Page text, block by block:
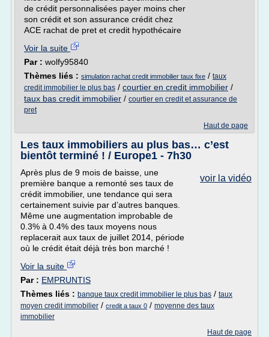
de crédit personnalisées payer moins cher
son crédit et son assurance crédit chez
ACE rachat de pret et credit hypothécaire
Voir la suite
Par : wolfy95840
Thèmes liés : simulation rachat credit immobilier taux fixe / taux
credit immobilier le plus bas / courtier en credit immobilier /
taux bas credit immobilier / courtier en credit et assurance de
pret
Haut de page
Les taux immobiliers au plus bas… c’est
bientôt terminé ! / Europe1 - 7h30
voir la vidéo
Après plus de 9 mois de baisse, une
première banque a remonté ses taux de
crédit immobilier, une tendance qui sera
certainement suivie par d’autres banques.
Même une augmentation improbable de
0.3% à 0.4% des taux moyens nous
replacerait aux taux de juillet 2014, période
où le crédit était déjà très bon marché !
Voir la suite
Par : EMPRUNTIS
Thèmes liés : banque taux credit immobilier le plus bas / taux
moyen credit immobilier / credit a taux 0 / moyenne des taux
immobilier
Haut de page